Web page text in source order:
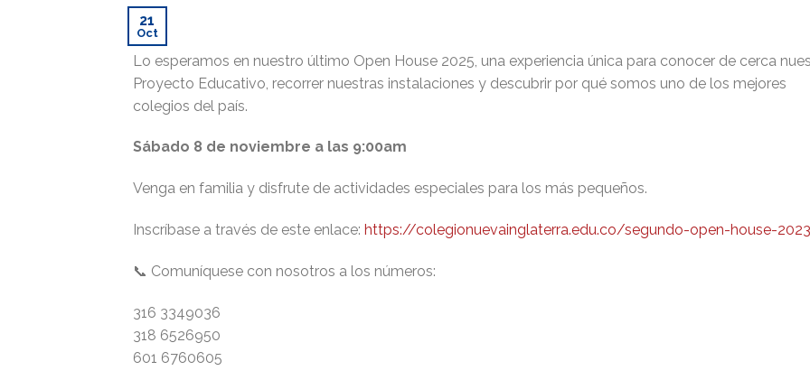
21
Oct
Lo esperamos en nuestro último Open House 2025, una experiencia única para conocer de cerca
Proyecto Educativo, recorrer nuestras instalaciones y descubrir por qué somos uno de los mejores
colegios del país.
Sábado 8 de noviembre a las 9:00am
Venga en familia y disfrute de actividades especiales para los más pequeños.
Inscríbase a través de este enlace: https://colegionuevainglaterra.edu.co/segundo-open-house-
📞 Comuníquese con nosotros a los números:
316 3349036
318 6526950
601 6760605